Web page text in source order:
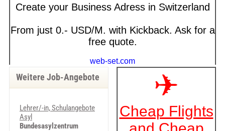
Weitere Job-Angebote
Lehrer/-in, Schulangebote
Asyl
Bundesasylzentrum